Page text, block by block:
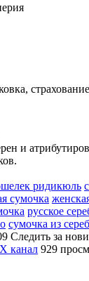
и
ридикюль
сумочка
русское
сумочка из
Следить за
канал 929